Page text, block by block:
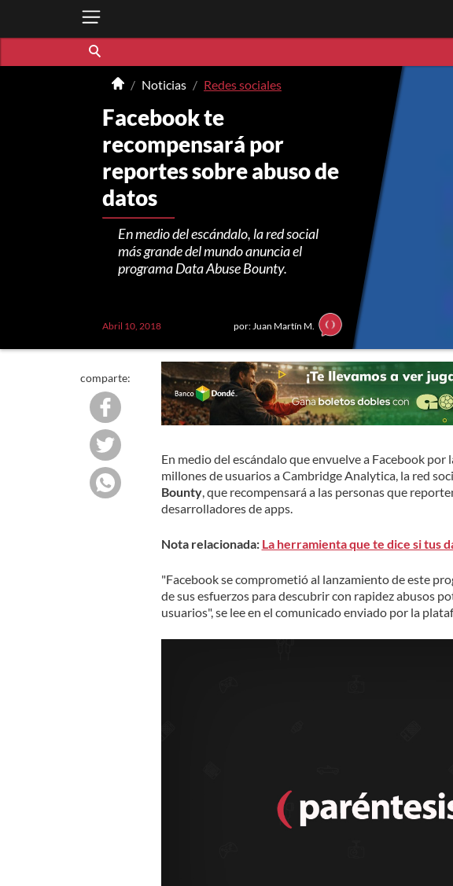
Noticias Redes sociales
Facebook te
recompensará por
reportes sobre abuso de
datos
En medio del escándalo, la red social
más grande del mundo anuncia el
programa Data Abuse Bounty.
Abril 10, 2018 por: Juan Martín M.
comparte:
En medio del escándalo que envuelve a Facebook
millones de usuarios a Cambridge Analytica, la red
Bounty, que recompensará a las personas que
desarrolladores de apps.
Nota relacionada: La herramienta que te dice si tus
"Facebook se comprometió al lanzamiento de este
de sus esfuerzos para descubrir con rapidez abusos
usuarios", se lee en el comunicado enviado por la